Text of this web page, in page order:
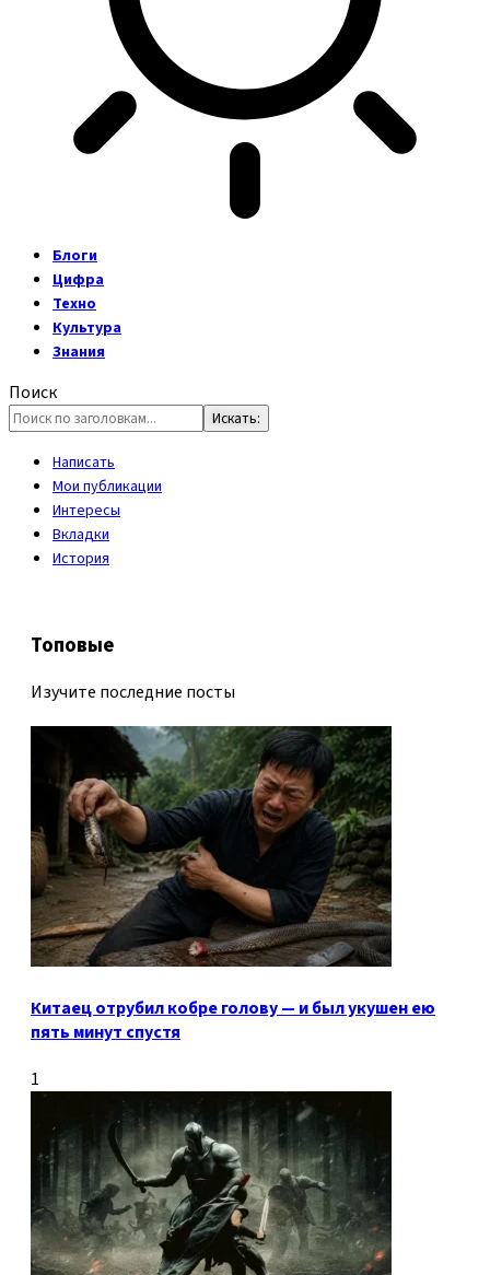
Блоги
Цифра
Техно
Культура
Знания
Поиск
Написать
Мои публикации
Интересы
Вкладки
История
Топовые
Изучите последние посты
Китаец отрубил кобре голову — и был укушен ею
пять минут спустя
1